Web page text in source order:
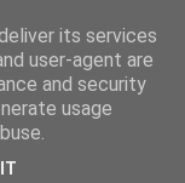
its services
user-agent are
and security
usage